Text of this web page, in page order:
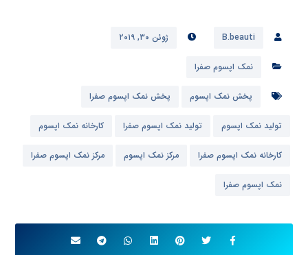
B.beauti ژوئن ۳۰, ۲۰۱۹
نمک اپسوم صفرا
پخش نمک اپسوم پخش نمک اپسوم صفرا
تولید نمک اپسوم تولید نمک اپسوم صفرا کارخانه نمک اپسوم
کارخانه نمک اپسوم صفرا مرکز نمک اپسوم مرکز نمک اپسوم صفرا
نمک اپسوم صفرا